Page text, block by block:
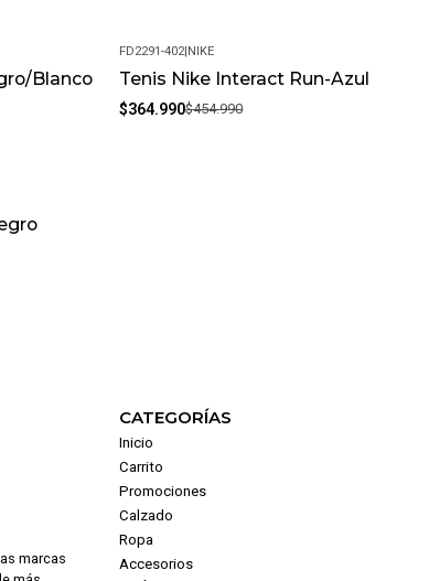
Blanco -20%
FD2291-402|NIKE
Tenis Nike Interact Run-Azul
$364.990$454.990
marcas
CATEGORÍAS
Inicio
Carrito
Promociones
Calzado
Ropa
Accesorios